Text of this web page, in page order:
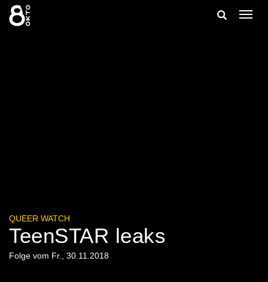
Zum
Inhalt
springen
Suche
QUEER WATCH
TeenSTAR leaks
Folge vom Fr., 30.11.2018